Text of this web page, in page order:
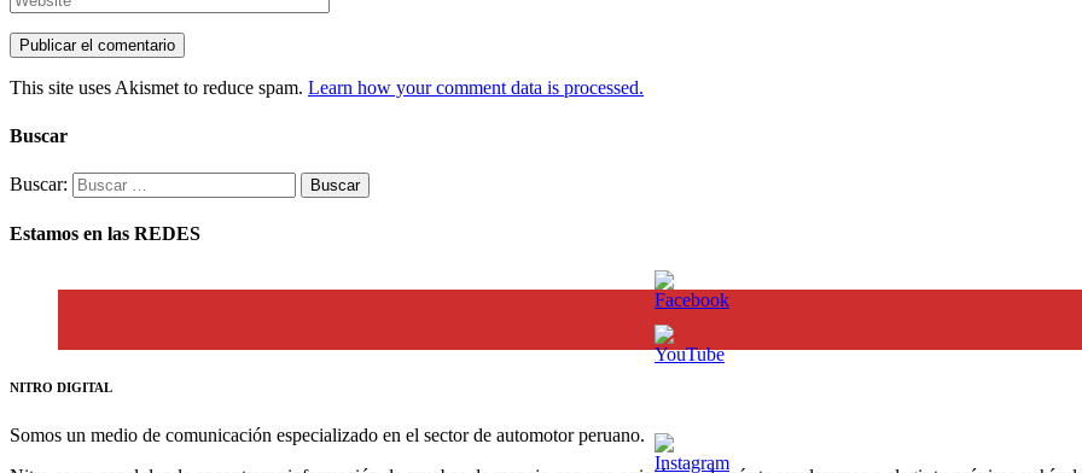
This site uses Akismet to reduce spam. Learn how your comment data is processed.
Buscar
Buscar:
Estamos en las REDES
NITRO DIGITAL
Somos un medio de comunicación especializado en el sector de automotor peruano.